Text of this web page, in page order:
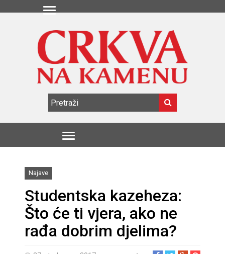
Najave
Studentska kazeheza:
Što će ti vjera, ako ne
rađa dobrim djelima?